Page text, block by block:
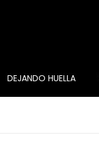
DEJANDO HUELLA